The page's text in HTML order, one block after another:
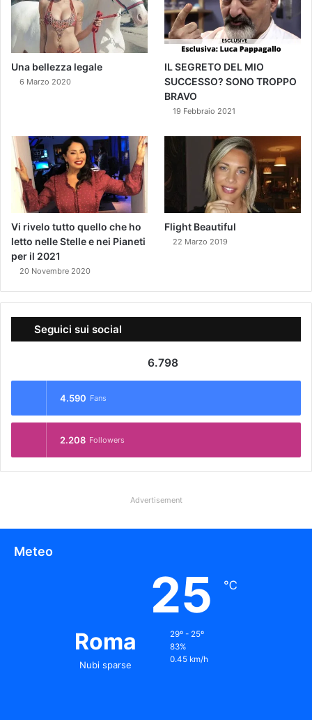
Una bellezza legale
6 Marzo 2020
IL SEGRETO DEL MIO
SUCCESSO? SONO TROPPO
BRAVO
19 Febbraio 2021
Vi rivelo tutto quello che ho
letto nelle Stelle e nei Pianeti
per il 2021
20 Novembre 2020
Flight Beautiful
22 Marzo 2019
Seguici sui social
6.798
4.590 Fans
2.208 Followers
Advertisement
Meteo
Roma
Nubi sparse
25 ℃
29º - 25º
83%
0.45 km/h